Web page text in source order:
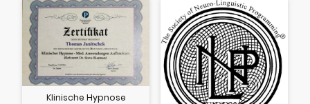
Klinische Hypnose